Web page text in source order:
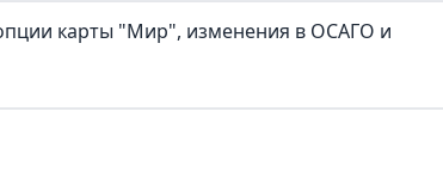
карты "Мир", изменения в ОСАГО и